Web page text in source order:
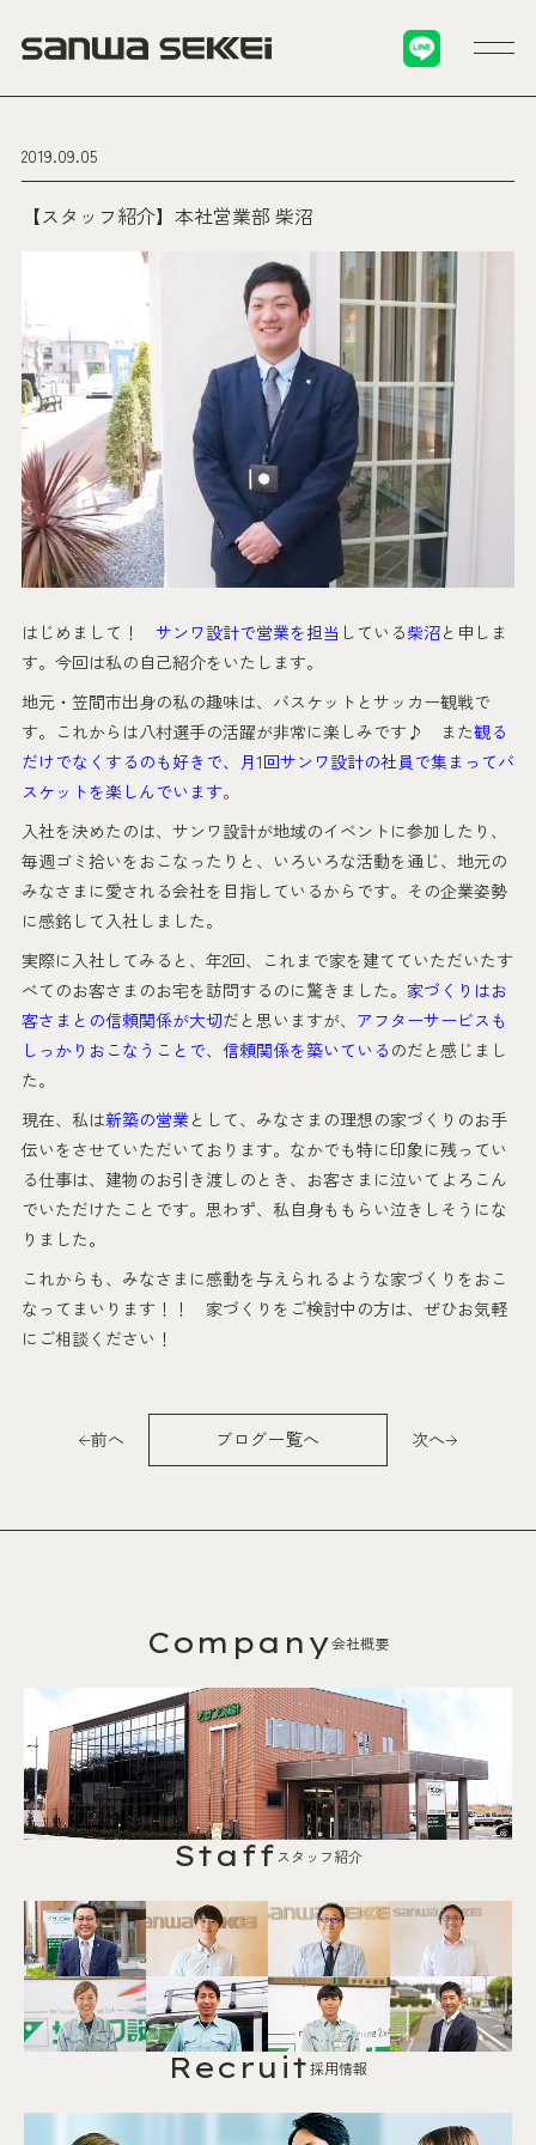
2019.09.05
【スタッフ紹介】本社営業部 柴沼
はじめまして！ サンワ設計で営業を担当 している柴沼と申しま
す。今回は私の自己紹介をいたします。
地元・笠間市出身の私の趣味は、バスケットとサッカー観戦で
す。これからは八村選手の活躍が非常に楽しみです♪ また観る
だけでなくするのも好きで、月1回サンワ設計の社員で集まってバ
スケットを楽しんでいます。
入社を決めたのは、サンワ設計が地域のイベントに参加したり、
毎週ゴミ拾いをおこなったりと、いろいろな活動を通じ、地元の
みなさまに愛される会社を目指しているからです。その企業姿勢
に感銘して入社しました。
実際に入社してみると、年2回、これまで家を建てていただいたす
べてのお客さまのお宅を訪問するのに驚きました。 家づくりはお
客さまとの信頼関係が大切だと思いますが、 アフターサービスも
しっかりおこなうことで、信頼関係を築いている のだと感じまし
た。
現在、私は新築の営業 として、みなさまの理想の家づくりのお手
伝いをさせていただいております。なかでも特に印象に残ってい
る仕事は、建物のお引き渡しのとき、お客さまに泣いてよろこん
でいただけたことです。思わず、私自身ももらい泣きしそうにな
りました。
これからも、みなさまに感動を与えられるような家づくりをおこ
なってまいります！！ 家づくりをご検討中の方は、ぜひお気軽
にご相談ください！
前へ ブログ一覧へ 次へ
Company会社概要
Staffスタッフ紹介
Recruit採用情報